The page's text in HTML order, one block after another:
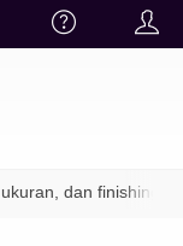
dan finishing